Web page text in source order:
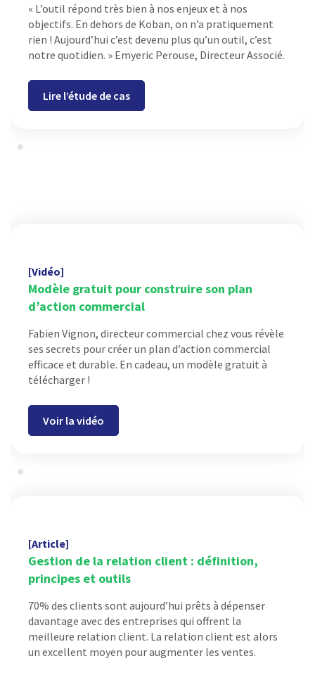
« L’outil répond très bien à nos enjeux et à nos
objectifs. En dehors de Koban, on n’a pratiquement
rien ! Aujourd’hui c’est devenu plus qu’un outil, c’est
notre quotidien. » Emyeric Perouse, Directeur Associé.
Lire l’étude de cas
[Vidéo]
Modèle gratuit pour construire son plan
d’action commercial
Fabien Vignon, directeur commercial chez vous révèle
ses secrets pour créer un plan d’action commercial
efficace et durable. En cadeau, un modèle gratuit à
télécharger !
Voir la vidéo
[Article]
Gestion de la relation client : définition,
principes et outils
70% des clients sont aujourd’hui prêts à dépenser
davantage avec des entreprises qui offrent la
meilleure relation client. La relation client est alors
un excellent moyen pour augmenter les ventes.